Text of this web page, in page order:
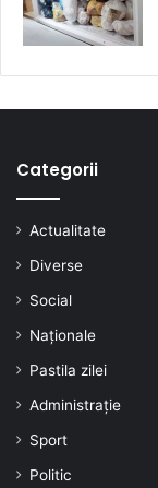
Categorii
Actualitate
Diverse
Social
Naționale
Pastila zilei
Administrație
Sport
Politic